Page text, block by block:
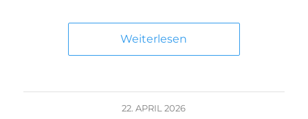
Weiterlesen
22. APRIL 2026